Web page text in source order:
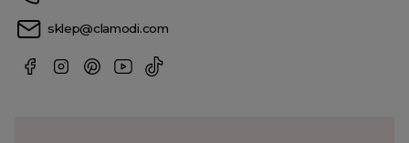
sklep@clamodi.com